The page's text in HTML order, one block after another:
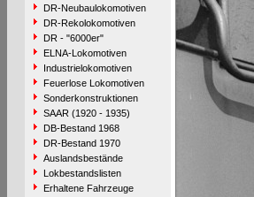
DR-Neubaulokomotiven
DR-Rekolokomotiven
DR - "6000er"
ELNA-Lokomotiven
Industrielokomotiven
Feuerlose Lokomotiven
Sonderkonstruktionen
SAAR (1920 - 1935)
DB-Bestand 1968
DR-Bestand 1970
Auslandsbestände
Lokbestandslisten
Erhaltene Fahrzeuge